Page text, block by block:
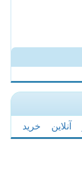
آنلاین خرید